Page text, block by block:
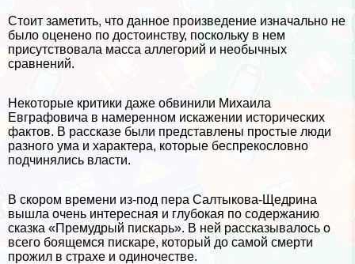
Стоит заметить, что данное произведение изначально не
было оценено по достоинству, поскольку в нем
присутствовала масса аллегорий и необычных
сравнений.
Некоторые критики даже обвинили Михаила
Евграфовича в намеренном искажении исторических
фактов. В рассказе были представлены простые люди
разного ума и хаpaктера, которые беспрекословно
подчинялись власти.
В скором времени из-под пера Салтыкова-Щедрина
вышла очень интересная и глубокая по содержанию
сказка «Премудрый пискарь». В ней рассказывалось о
всего боящемся пискаре, который до самой cмepти
прожил в страхе и одиночестве.